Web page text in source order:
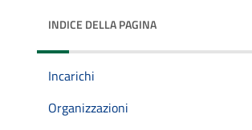
INDICE DELLA PAGINA
Incarichi
Organizzazioni